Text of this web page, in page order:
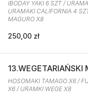
IBODAY YAKI 6 SZT /
URAMAKI CALIFORNIA 4
MAGURO X8
250,00 zł
13.WEGETARIAŃSKI
HOSOMAKI TAMAGO X6 /
X6 / URAMKI WEGE X8